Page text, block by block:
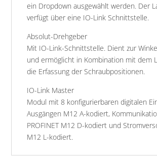
ein Dropdown ausgewählt werden. Der
verfügt über eine IO-Link Schnittstelle.
Absolut-Drehgeber
Mit IO-Link-Schnittstelle. Dient zur
und ermöglicht in Kombination mit dem
die Erfassung der Schraubpositionen.
IO-Link Master
Modul mit 8 konfigurierbaren digitalen
Ausgängen M12 A-kodiert,
PROFINET M12 D-kodiert und
M12 L-kodiert.